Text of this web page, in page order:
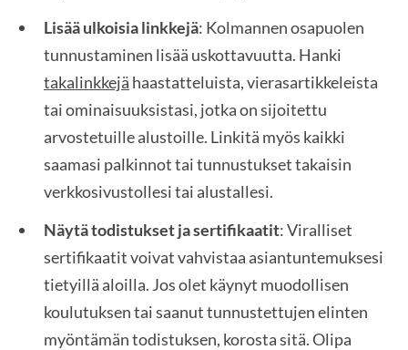
Lisää ulkoisia linkkejä: Kolmannen osapuolen
tunnustaminen lisää uskottavuutta. Hanki
takalinkkejä haastatteluista, vierasartikkeleista
tai ominaisuuksistasi, jotka on sijoitettu
arvostetuille alustoille. Linkitä myös kaikki
saamasi palkinnot tai tunnustukset takaisin
verkkosivustollesi tai alustallesi.
Näytä todistukset ja sertifikaatit: Viralliset
sertifikaatit voivat vahvistaa asiantuntemuksesi
tietyillä aloilla. Jos olet käynyt muodollisen
koulutuksen tai saanut tunnustettujen elinten
myöntämän todistuksen, korosta sitä. Olipa